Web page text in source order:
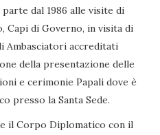
dal 1986 alle visite di
Capi di Governo, in visita di
Ambasciatori accreditati
della presentazione delle
e cerimonie Papali dove è
presso la Santa Sede.
il Corpo Diplomatico con il